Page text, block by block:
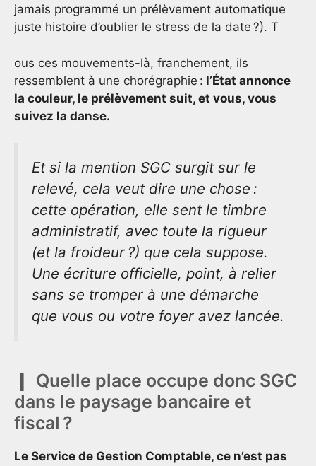
jamais programmé un prélèvement automatique
juste histoire d’oublier le stress de la date ?). T
ous ces mouvements-là, franchement, ils
ressemblent à une chorégraphie : l’État annonce
la couleur, le prélèvement suit, et vous, vous
suivez la danse.
Et si la mention SGC surgit sur le
relevé, cela veut dire une chose :
cette opération, elle sent le timbre
administratif, avec toute la rigueur
(et la froideur ?) que cela suppose.
Une écriture officielle, point, à relier
sans se tromper à une démarche
que vous ou votre foyer avez lancée.
Quelle place occupe donc SGC
dans le paysage bancaire et
fiscal ?
Le Service de Gestion Comptable, ce n’est pas